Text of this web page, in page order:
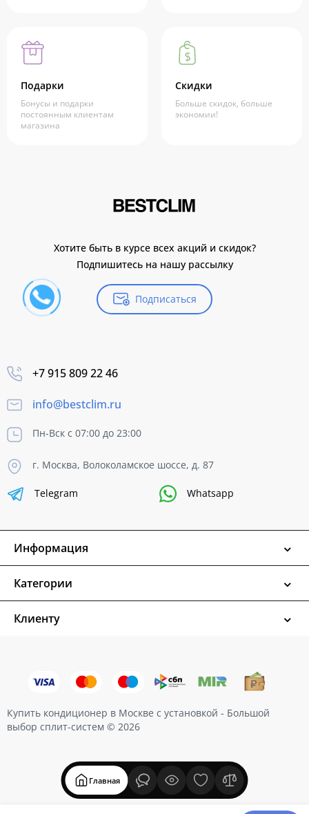
Главная
Подарки
Бонусы и подарки
постоянным клиентам
магазина
Скидки
Больше скидок, больше
экономии!
Хотите быть в курсе всех акций и скидок?
Подпишитесь на нашу рассылку
Подписаться
+7 915 809 22 46
info@bestclim.ru
Пн-Вск с 07:00 до 23:00
г. Москва, Волоколамское шоссе, д. 87
Telegram Whatsapp
Информация
Категории
Клиенту
Купить кондиционер в Москве с установкой - Большой
выбор сплит-систем © 2026